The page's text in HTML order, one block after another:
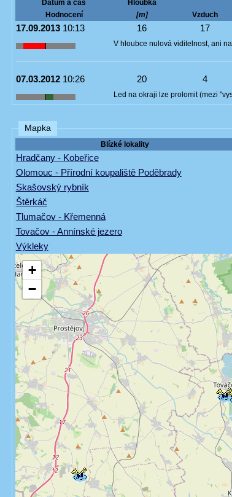
Datum a čas Hloubka
Hodnocení
[m] Vzduch
17.09.201310:13 16 17
V hloubce nulová viditelnost, ani
07.03.201210:26 20 4
Led na okraji lze prolomit (mezi
Mapka
Blízké lokality
Hradčany - Kobeřice
Olomouc - Přírodní koupaliště Poděbrady
Skašovský rybník
Štěrkáč
Tlumačov - Křemenná
Tovačov - Annínské jezero
Výkleky